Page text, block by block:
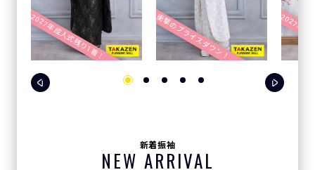
2027年成人式残り1着！ 衝撃のプライスダウン！ 2027年
新着振袖
NEW ARRIVAL